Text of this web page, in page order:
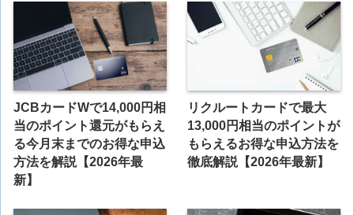
JCBカードWで14,000円相
当のポイント還元がもらえ
る今月末までのお得な申込
方法を解説【2026年最
新】
リクルートカードで最大
13,000円相当のポイントが
もらえるお得な申込方法を
徹底解説【2026年最新】